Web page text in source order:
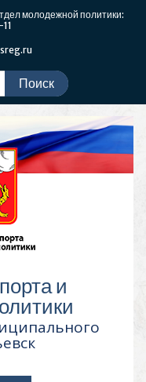
молодежной политики:
и